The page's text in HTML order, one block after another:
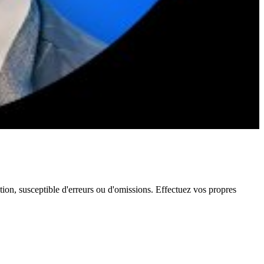
susceptible d'erreurs ou d'omissions. Effectuez vos propres